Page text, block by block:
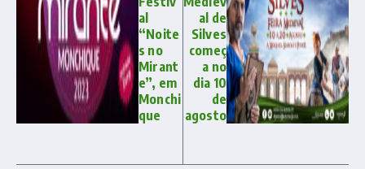
al
“Noite
s no
Mirant
e”, em
Monchi
que
al de
Silves
começ
a no
dia 10
de
agosto